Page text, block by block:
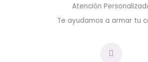
Atención
Te ayudamos a armar tu